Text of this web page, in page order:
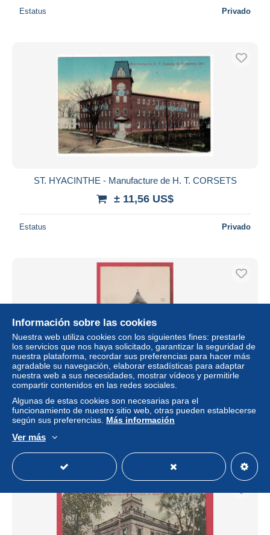
Estatus Privado
ST. HYACINTHE - Manufacture de H. T. CORSETS
± 11,56 US$
Estatus Privado
Canada - St. Hyacinthe - Hôtel Ottawa - 1908 ( voir verso )
± 9,24 US$
Estatus
Información sobre las cookies
Nuestra web utiliza cookies con los siguientes fines: prestarle
los servicios que nos haya solicitado, garantizar la seguridad de
nuestra plataforma, recordar sus preferencias para hacer más
agradable su navegación, elaborar estadísticas para adaptar
nuestra web a sus necesidades, mostrar vídeos y permitirle
compartir contenidos en las redes sociales.
Algunas de estas cookies son necesarias para el
funcionamiento de nuestro sitio web, otras pueden establecerse
según sus preferencias. Más información
Ver más